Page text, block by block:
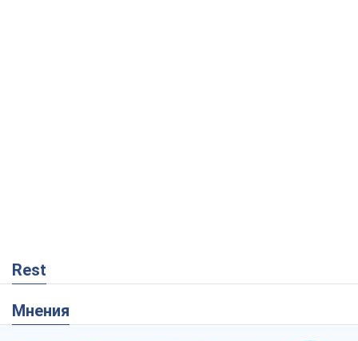
Rest
Мнения